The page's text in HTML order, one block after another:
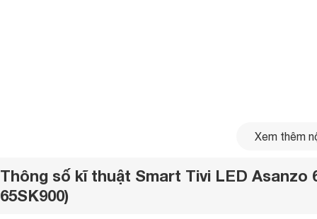
Xem thêm
Thông số kĩ thuật Smart Tivi LED Asanzo
65SK900)